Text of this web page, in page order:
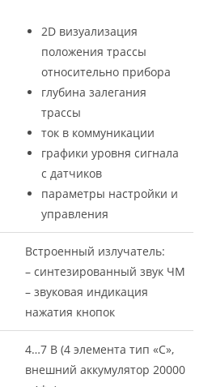
2D визуализация
положения трассы
относительно прибора
глубина залегания
трассы
ток в коммуникации
графики уровня сигнала
с датчиков
параметры настройки и
управления
Встроенный излучатель:
– синтезированный звук ЧМ
– звуковая индикация
нажатия кнопок
4…7 В (4 элемента тип «С»,
внешний аккумулятор 20000